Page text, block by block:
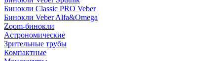
Бинокли Classic PRO Veber
Бинокли Veber Alfa&Omega
Zoom-бинокли
Астрономические
Зрительные трубы
Компактные